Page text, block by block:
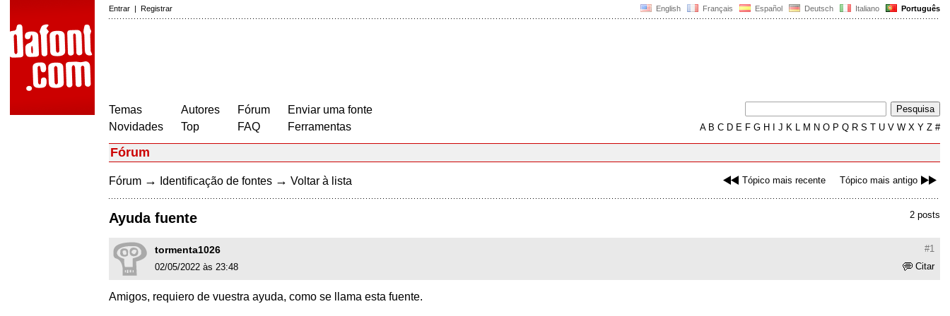
English Français Español Deutsch Italiano Português
Entrar | Registrar
Temas
Novidades
Autores
Top
Fórum
FAQ
Enviar uma fonte
Ferramentas
AB C D E F G H J K L M N O P Q R S T U V W X Y Z #
Fórum
Tópico mais recente Tópico mais antigo
Fórum → Identificação de fontes → Voltar à lista
2 posts
Ayuda fuente
#1
tormenta1026
Citar
02/05/2022 às 23:48
Amigos, requiero de vuestra ayuda, como se llama esta fuente.